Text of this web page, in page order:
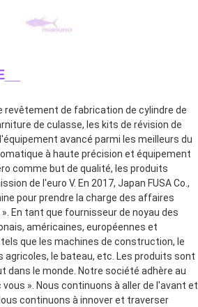
revêtement de fabrication de cylindre de
de culasse, les kits de révision de
avancé parmi les meilleurs du
à haute précision et équipement
comme but de qualité, les produits
de l'euro V. En 2017, Japan FUSA Co.,
pour prendre la charge des affaires
». En tant que fournisseur de noyau des
américaines, européennes et
que les machines de construction, le
le bateau, etc. Les produits sont
le monde. Notre société adhère au
». Nous continuons à aller de l'avant et
continuons à innover et traverser